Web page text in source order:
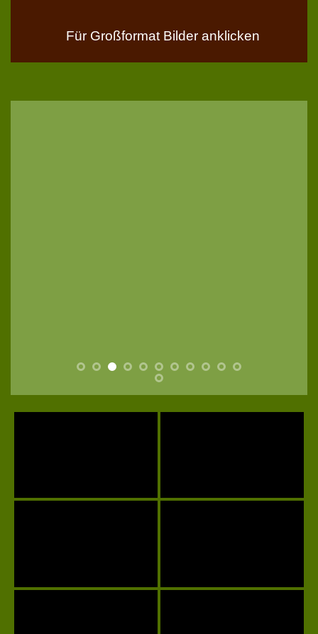
Für Großformat Bilder anklicken